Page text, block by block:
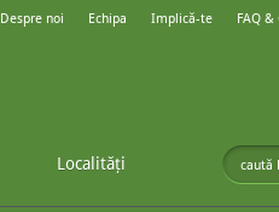
Localități
Despre noi Echipa Implică-te FAQ &